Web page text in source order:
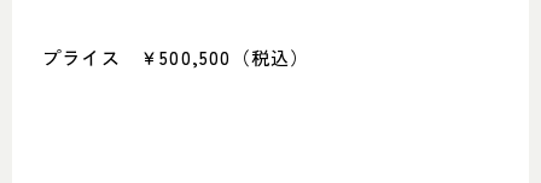
プライス ￥500,500（税込）